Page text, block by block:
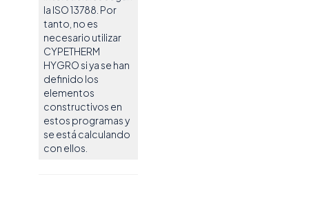
la ISO 13788. Por
tanto, no es
necesario utilizar
CYPETHERM
HYGRO si ya se han
definido los
elementos
constructivos en
estos programas y
se está calculando
con ellos.